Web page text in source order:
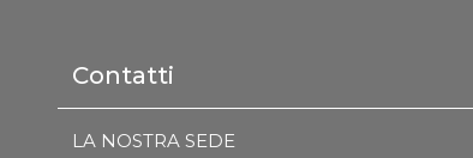
Contatti
LA NOSTRA SEDE